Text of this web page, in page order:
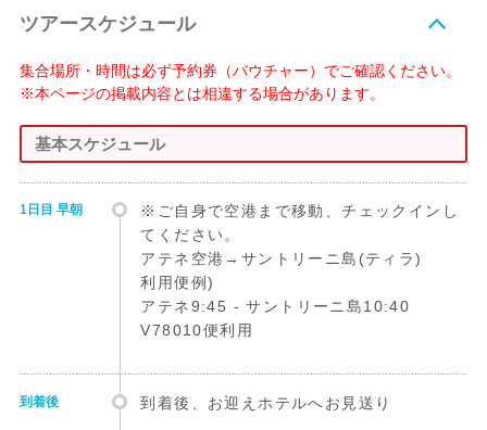
ツアースケジュール
集合場所・時間は必ず予約券（バウチャー）でご確認ください。
※本ページの掲載内容とは相違する場合があります。
基本スケジュール
1日目 早朝
※ご自身で空港まで移動、チェックインし
てください。
アテネ空港→サントリーニ島(ティラ)
利用便例)
アテネ9:45 - サントリーニ島10:40
V78010便利用
到着後 到着後、お迎えホテルへお見送り